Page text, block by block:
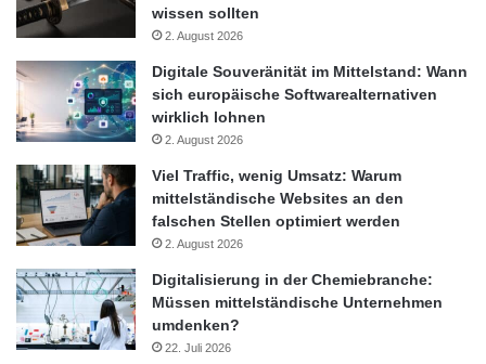
Online Marketing
wissen sollten
2. August 2026
Digitale Souveränität im Mittelstand: Wann
sich europäische Softwarealternativen
wirklich lohnen
2. August 2026
Viel Traffic, wenig Umsatz: Warum
mittelständische Websites an den
falschen Stellen optimiert werden
2. August 2026
Digitalisierung in der Chemiebranche:
Müssen mittelständische Unternehmen
umdenken?
22. Juli 2026